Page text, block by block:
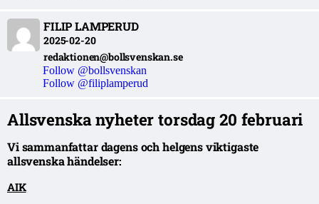
FILIP LAMPERUD
2025-02-20
redaktionen@bollsvenskan.se
Follow @bollsvenskan
Follow @filiplamperud
Allsvenska nyheter torsdag 20 februari
Vi sammanfattar dagens och helgens viktigaste
allsvenska händelser:
AIK